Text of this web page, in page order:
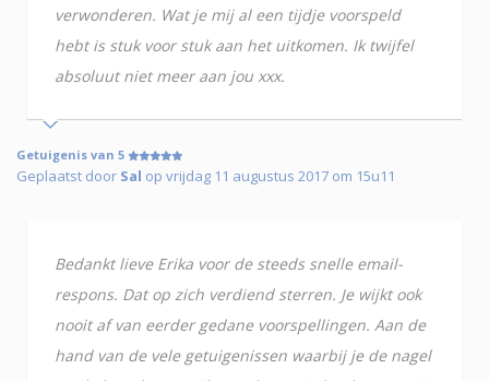
verwonderen. Wat je mij al een tijdje voorspeld
hebt is stuk voor stuk aan het uitkomen. Ik twijfel
absoluut niet meer aan jou xxx.
Getuigenis van 5
Geplaatst door Sal op vrijdag 11 augustus 2017 om 15u11
Bedankt lieve Erika voor de steeds snelle email-
respons. Dat op zich verdiend sterren. Je wijkt ook
nooit af van eerder gedane voorspellingen. Aan de
hand van de vele getuigenissen waarbij je de nagel